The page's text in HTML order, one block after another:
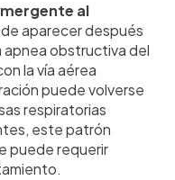
al
aparecer después
apnea obstructiva del
la vía aérea
puede volverse
respiratorias
este patrón
puede requerir